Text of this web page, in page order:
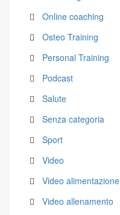
Online coaching
Osteo Training
Personal Training
Podcast
Salute
Senza categoria
Sport
Video
Video alimentazione
Video allenamento